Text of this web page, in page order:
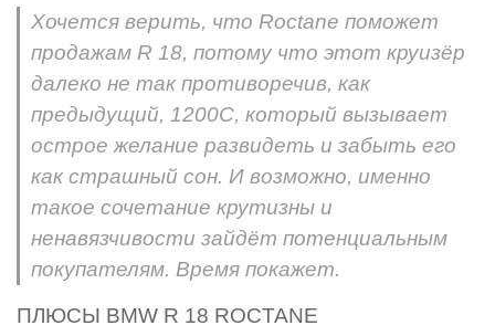
Хочется верить, что Roctane поможет
продажам R 18, потому что этот круизёр
далеко не так противоречив, как
предыдущий, 1200C, который вызывает
острое желание развидеть и забыть его
как страшный сон. И возможно, именно
такое сочетание крутизны и
ненавязчивости зайдёт потенциальным
покупателям. Время покажет.
ПЛЮСЫ BMW R 18 ROCTANE